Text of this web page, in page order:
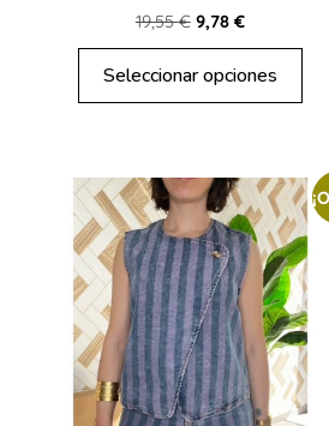
19,55€ 9,78 €
Seleccionar opciones